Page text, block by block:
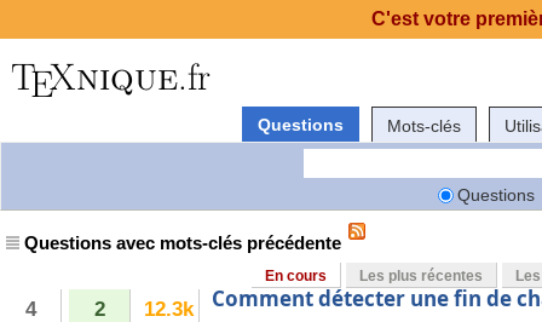
Questions Mots-clés
Questions
Questions avec mots-clés précédente
En cours Les plus récentes
4 2 12.3k Comment détecter une fin de
C'est votre